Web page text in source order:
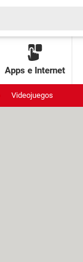
Apps e Internet
Videojuegos